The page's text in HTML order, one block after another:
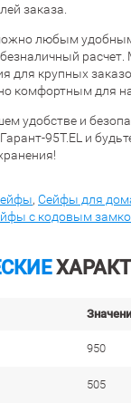
заказа.
любым
для крупных
комфортным для
удобстве и
95T.EL и
, Сейфы для
с кодовым
950
505